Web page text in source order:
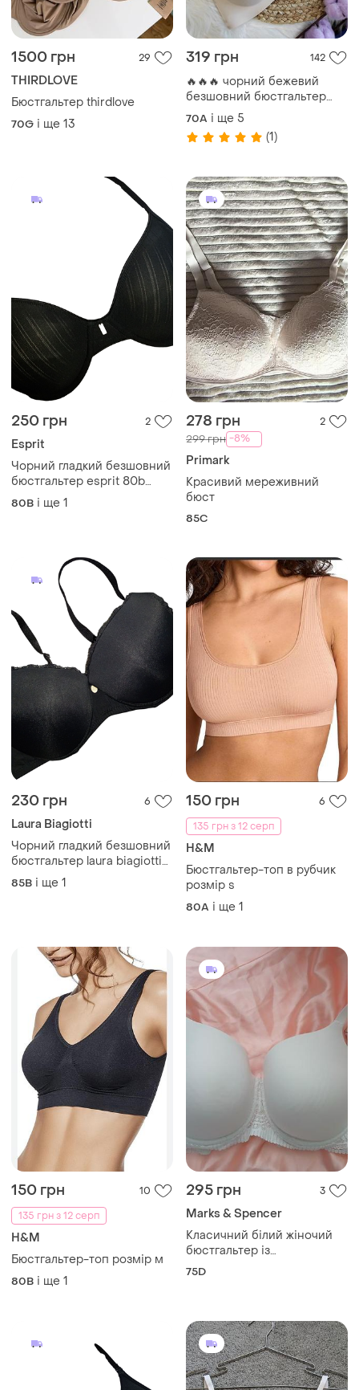
1500 грн 29
THIRDLOVE
Бюстгальтер thirdlove
70G і ще 13
319 грн 142
🔥🔥🔥 чорний бежевий
безшовний бюстгальтер
70а/в,75а/в ,80а/в🔥🔥🔥🔥
70A і ще 5
(1)
250 грн 2
Esprit
Чорний гладкий безшовний
бюстгальтер esprit 80b
бретелі трансформери
80B і ще 1
278 грн 2
299 грн -8%
Primark
Красивий мереживний
бюст
85C
230 грн 6
Laura Biagiotti
Чорний гладкий безшовний
бюстгальтер laura biagiotti
(італія) 85b
85B і ще 1
150 грн
6
135 грн з 12 серп
H&M
Бюстгальтер-топ в рубчик
розмір s
80A і ще 1
150 грн
10
135 грн з 12 серп
H&M
Бюстгальтер-топ розмір м
80B і ще 1
295 грн 3
Marks & Spencer
Класичний білий жіночий
бюстгальтер із
формованою гладкою
75D